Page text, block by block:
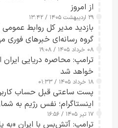
از امروز
۲۹ اردیبهشت ۱۴۰۵ / ۱۳:۴۲
بازدید مدیر کل روابط
گروه رسانه‌ای خبرهای فوری
رسانه‌های هوشمند و مسئول
۰۸ خرداد ۱۴۰۵ / ۱۹:۰۸
ترامپ: محاصره دریایی ایران
خواهد شد
۱۸ خرداد ۱۴۰۵ / ۰۱:۳۳
پست ساعتی قبل حساب
اینستاگرام؛ نفس رژیم به
۱۷ تیر ۱۴۰۵ / ۱۶:۵۶
ترامپ: آتش‌بس با ایران «به